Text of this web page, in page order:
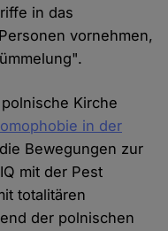
in das
vornehmen,
Kirche
in der
Bewegungen zur
mit der Pest
totalitären
der polnischen